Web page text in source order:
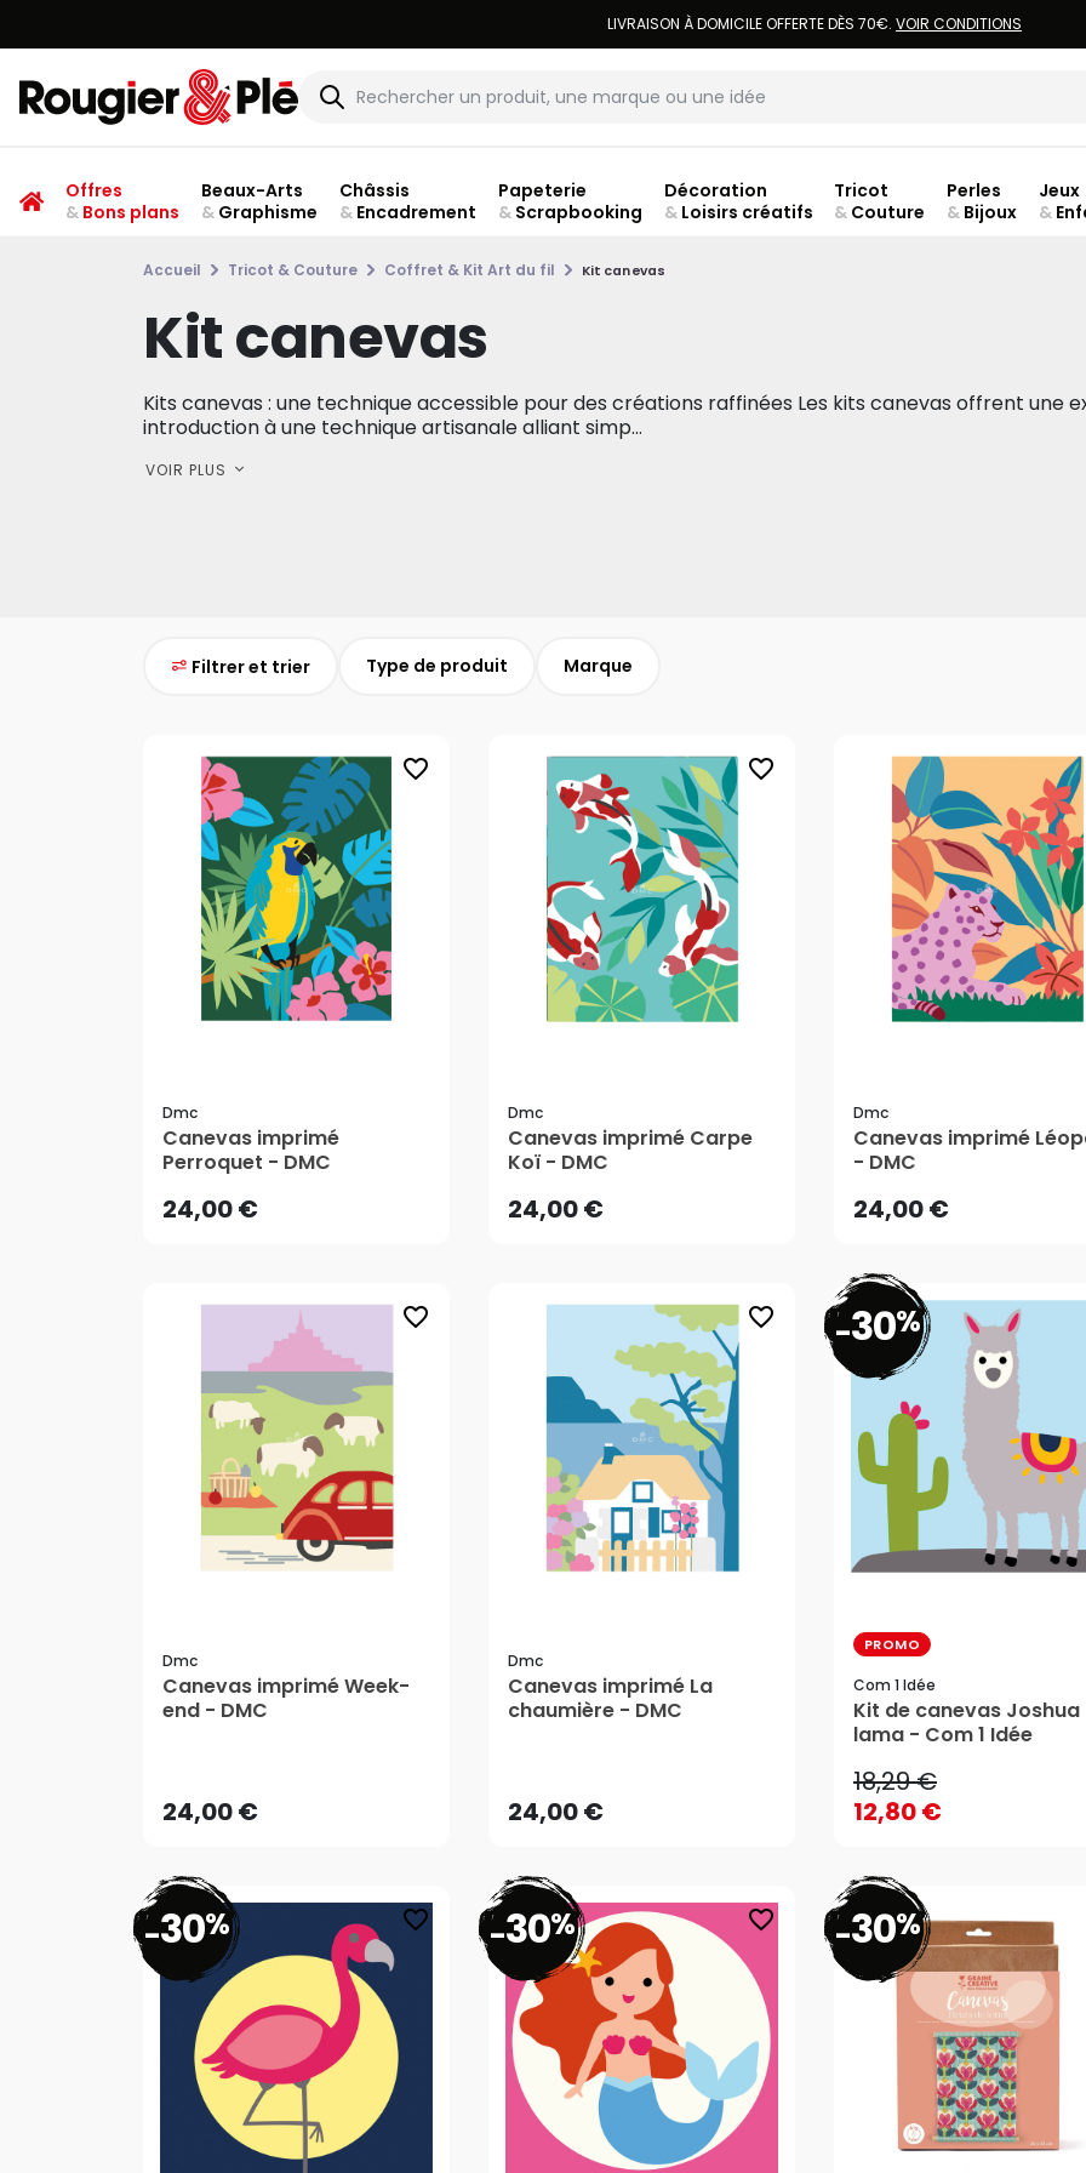
LIVRAISON À DOMICILE OFFERTE DÈS 70€. VOIR CONDITIONS
Offres
&Bons plans
Beaux-Arts
&Graphisme
Châssis
&Encadrement
Papeterie
&Scrapbooking
Décoration
&Loisirs créatifs
Tricot
& Couture
Perles
& Bijoux
Jeux
&
Accueil Tricot & Couture Coffret & Kit Art du fil Kit canevas
Kit canevas
Kits canevas : une technique accessible pour des créations raffinées Les kits canevas offrent une
introduction à une technique artisanale alliant simp...
VOIR PLUS
Filtrer et trier Type de produit Marque
favorite_border
Dmc
Canevas imprimé
Perroquet - DMC
24,00 €
24,00 €
favorite_border
Dmc
Canevas imprimé Carpe
Koï - DMC
24,00 €
24,00 € Dmc
Canevas imprimé
- DMC
24,00 €
24,00 €
favorite_border
Dmc
Canevas imprimé Week-
end - DMC
24,00 €
24,00 €
favorite_border
Dmc
Canevas imprimé La
chaumière - DMC
24,00 €
24,00 €
-30%
PROMO
Com 1 Idée
Kit de canevas Joshua
lama - Com 1 Idée
18,29 €
12,80 €
18,29 €
12,80 €
AJOUTER AU PANIER
favorite_border
-30% favorite_border
-30% -30%